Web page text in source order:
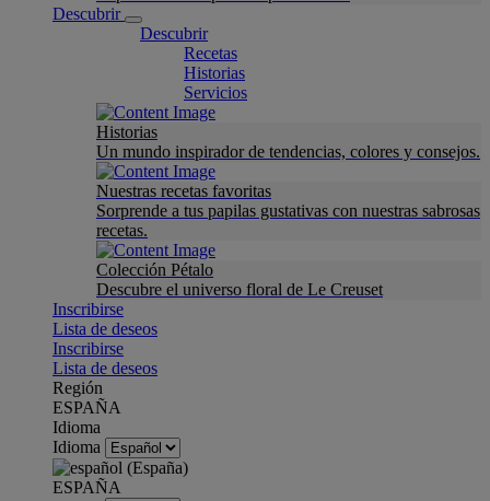
Descubrir
Descubrir
Recetas
Historias
Servicios
Historias
Un mundo inspirador de tendencias, colores y consejos.
Nuestras recetas favoritas
Sorprende a tus papilas gustativas con nuestras sabrosas
recetas.
Colección Pétalo
Descubre el universo floral de Le Creuset
Inscribirse
Lista de deseos
Inscribirse
Lista de deseos
Región
ESPAÑA
Idioma
Idioma
ESPAÑA